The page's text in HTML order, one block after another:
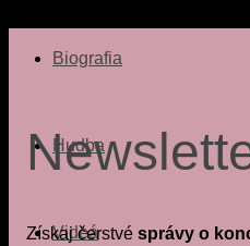
Biografia
Hudba
Videá
Získaj čerstvé správy o